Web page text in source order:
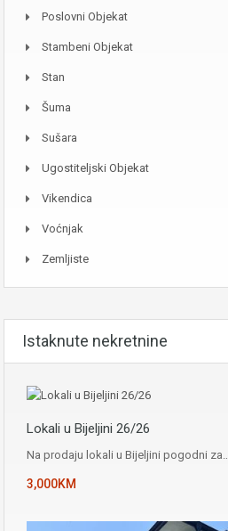
Poslovni Objekat
Stambeni Objekat
Stan
Šuma
Sušara
Ugostiteljski Objekat
Vikendica
Voćnjak
Zemljiste
Istaknute nekretnine
Lokali u Bijeljini 26/26
Na prodaju lokali u Bijeljini pogodni za…
3,000KM